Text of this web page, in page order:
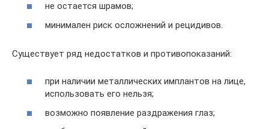
не остается шрамов;
минимален риск осложнений и рецидивов.
Существует ряд недостатков и противопоказаний:
при наличии металлических имплантов на лице,
использовать его нельзя;
возможно появление раздражения глаз;